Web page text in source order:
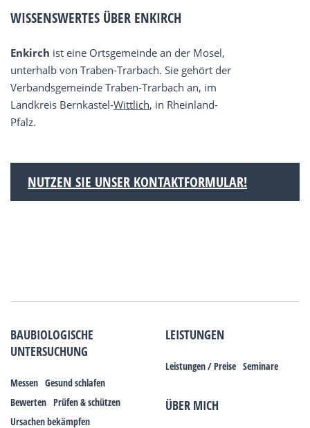
WISSENSWERTES ÜBER ENKIRCH
Enkirch ist eine Ortsgemeinde an der Mosel,
unterhalb von Traben-Trarbach. Sie gehört der
Verbandsgemeinde Traben-Trarbach an, im
Landkreis Bernkastel-Wittlich, in Rheinland-
Pfalz.
NUTZEN SIE UNSER KONTAKTFORMULAR!
BAUBIOLOGISCHE
UNTERSUCHUNG
Messen Gesund schlafen
Bewerten Prüfen & schützen
Ursachen bekämpfen
LEISTUNGEN
Leistungen / Preise Seminare
ÜBER MICH